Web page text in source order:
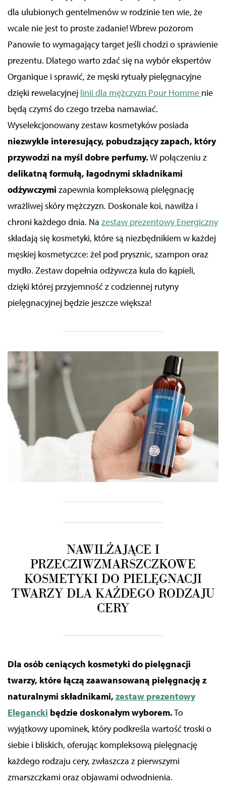
dla ulubionych gentelmenów w rodzinie ten wie, że
wcale nie jest to proste zadanie! Wbrew pozorom
Panowie to wymagający target jeśli chodzi o sprawienie
prezentu. Dlatego warto zdać się na wybór ekspertów
Organique i sprawić, że męski rytuały pielęgnacyjne
dzięki rewelacyjnej linii dla mężczyzn Pour Homme nie
będą czymś do czego trzeba namawiać.
Wyselekcjonowany zestaw kosmetyków posiada
niezwykle interesujący, pobudzający zapach, który
przywodzi na myśl dobre perfumy.W połączeniu z
delikatną formułą, łagodnymi składnikami
odżywczymi zapewnia kompleksową pielęgnację
wrażliwej skóry mężczyzn. Doskonale koi, nawilża i
chroni każdego dnia. Na zestaw prezentowy Energiczny
składają się kosmetyki, które są niezbędnikiem w każdej
męskiej kosmetyczce: żel pod prysznic, szampon oraz
mydło. Zestaw dopełnia odżywcza kula do kąpieli,
dzięki której przyjemność z codziennej rutyny
pielęgnacyjnej będzie jeszcze większa!
NAWILŻAJĄCE I
PRZECZIWZMARSZCZKOWE
KOSMETYKI DO PIELĘGNACJI
TWARZY DLA KAŻDEGO RODZAJU
CERY
Dla osób ceniących kosmetyki do pielęgnacji
twarzy, które łączą zaawansowaną pielęgnację z
naturalnymi składnikami, zestaw prezentowy
Elegancki będzie doskonałym wyborem.To
wyjątkowy upominek, który podkreśla wartość troski o
siebie i bliskich, oferując kompleksową pielęgnację
każdego rodzaju cery, zwłaszcza z pierwszymi
zmarszczkami oraz objawami odwodnienia.